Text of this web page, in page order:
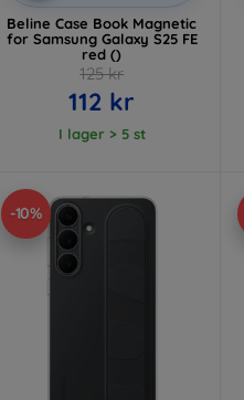
Beline Case Book Magnetic
for Samsung Galaxy S25 FE
red ()
125 kr
112 kr
I lager > 5 st
-10%